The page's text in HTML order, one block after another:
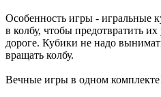
Особенность игры - игральные
в колбу, чтобы предотвратить
дороге. Кубики не надо
вращать колбу.
Вечные игры в одном